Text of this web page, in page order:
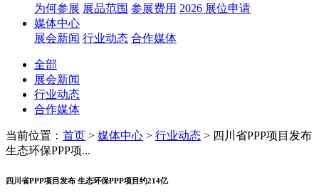
为何参展 展品范围 参展费用 2026 展位申请
媒体中心
展会新闻 行业动态 合作媒体
全部
展会新闻
行业动态
合作媒体
当前位置： 首页 > 媒体中心 > 行业动态 > 四川省PPP项目发布
生态环保PPP项...
四川省PPP项目发布 生态环保PPP项目约214亿